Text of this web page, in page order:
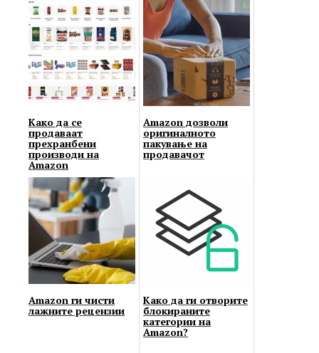
Како да се
продаваат
прехранбени
производи на
Amazon
Amazon дозволи
оригиналното
пакување на
продавачот
Amazon ги чисти
лажните рецензии
Како да ги отворите
блокираните
категории на
Amazon?